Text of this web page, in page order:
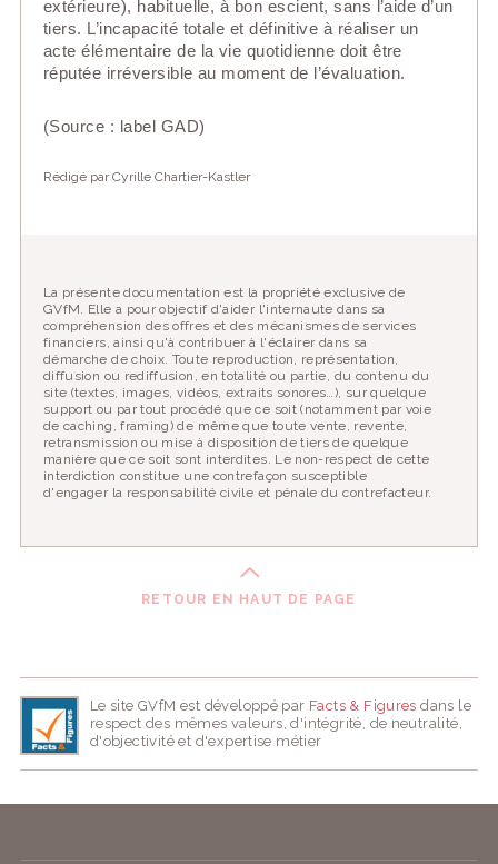
extérieure), habituelle, à bon escient, sans l’aide d’un
tiers. L’incapacité totale et définitive à réaliser un
acte élémentaire de la vie quotidienne doit être
réputée irréversible au moment de l’évaluation.
(Source : label GAD)
Rédigé par Cyrille Chartier-Kastler
La présente documentation est la propriété exclusive de
GVfM. Elle a pour objectif d'aider l'internaute dans sa
compréhension des offres et des mécanismes de services
financiers, ainsi qu'à contribuer à l'éclairer dans sa
démarche de choix. Toute reproduction, représentation,
diffusion ou rediffusion, en totalité ou partie, du contenu du
site (textes, images, vidéos, extraits sonores…), sur quelque
support ou par tout procédé que ce soit (notamment par voie
de caching, framing) de même que toute vente, revente,
retransmission ou mise à disposition de tiers de quelque
manière que ce soit sont interdites. Le non-respect de cette
interdiction constitue une contrefaçon susceptible
d'engager la responsabilité civile et pénale du contrefacteur.
RETOUR EN HAUT DE PAGE
Le site GVfM est développé par Facts & Figures dans le
respect des mêmes valeurs, d'intégrité, de neutralité,
d'objectivité et d'expertise métier